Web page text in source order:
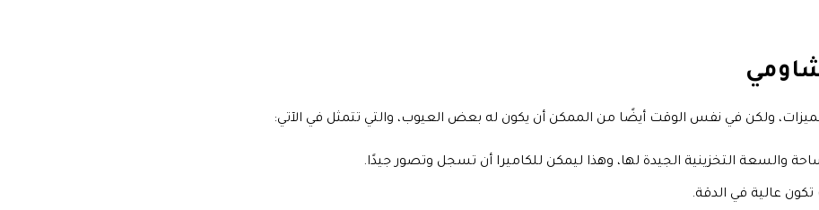
شاومي
ولكن في نفس الوقت أيضًا من الممكن أن يكون له بعض العيوب، والتي تتمثل في الآتي:
والسعة التخزينية الجيدة لها، وهذا ليمكن للكاميرا أن تسجل وتصور جيدًا.
تكون عالية في الدقة.